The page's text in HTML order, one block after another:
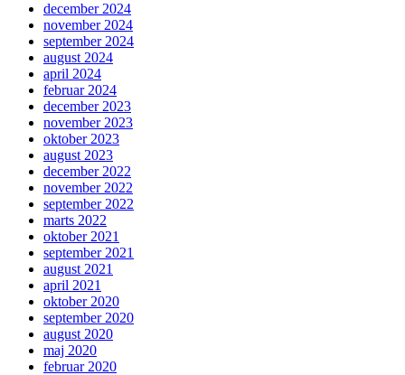
december 2024
november 2024
september 2024
august 2024
april 2024
februar 2024
december 2023
november 2023
oktober 2023
august 2023
december 2022
november 2022
september 2022
marts 2022
oktober 2021
september 2021
august 2021
april 2021
oktober 2020
september 2020
august 2020
maj 2020
februar 2020